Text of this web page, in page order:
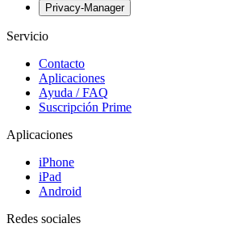
Privacy-Manager
Servicio
Contacto
Aplicaciones
Ayuda / FAQ
Suscripción Prime
Aplicaciones
iPhone
iPad
Android
Redes sociales